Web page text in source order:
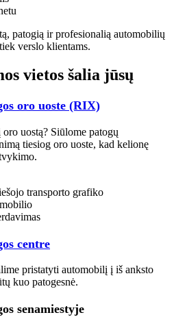
patogią ir profesionalią automobilių
verslo klientams.
vietos šalia jūsų
oro uoste (RIX)
uostą? Siūlome patogų
tiesiog oro uoste, kad kelionę
transporto grafiko
centre
pristatyti automobilį į iš anksto
kuo patogesnė.
senamiestyje